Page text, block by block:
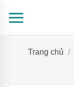
qua
Trang chủ
/